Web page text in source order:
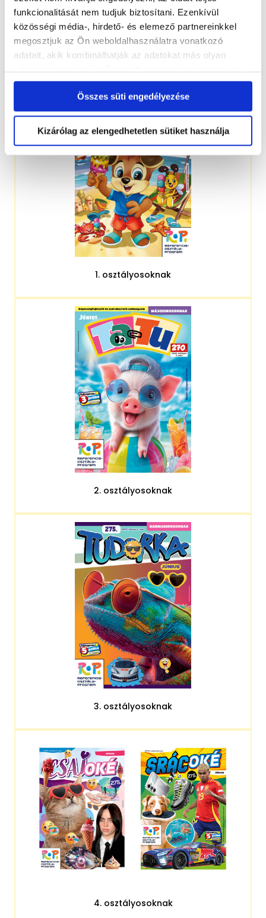
funkcionalitását nem tudjuk biztosítani. Ezenkívül
közösségi média-, hirdető- és elemező partnereinkkel
megosztjuk az Ön weboldalhasználatra vonatkozó
adatait, akik kombinálhatják az adatokat más olyan
Ön által használt más szolgáltatásokból gyűjtöttek.
Összes süti engedélyezése
Kizárólag az elengedhetetlen sütiket használja
4-7 éveseknek
1. osztályosoknak
2. osztályosoknak
3. osztályosoknak
4. osztályosoknak